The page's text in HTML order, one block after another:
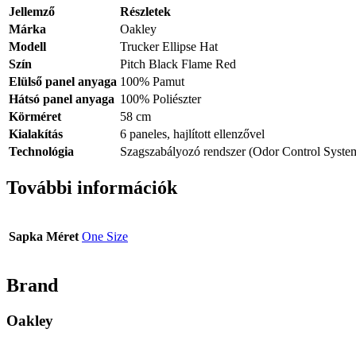
Jellemző
Részletek
Márka
Oakley
Modell
Trucker Ellipse Hat
Szín
Pitch Black Flame Red
Elülső panel anyaga 100% Pamut
Hátsó panel anyaga 100% Poliészter
Körméret
58 cm
Kialakítás
6 paneles, hajlított ellenzővel
Technológia
Szagszabályozó rendszer (Odor Control
További információk
Sapka Méret One Size
Brand
Oakley